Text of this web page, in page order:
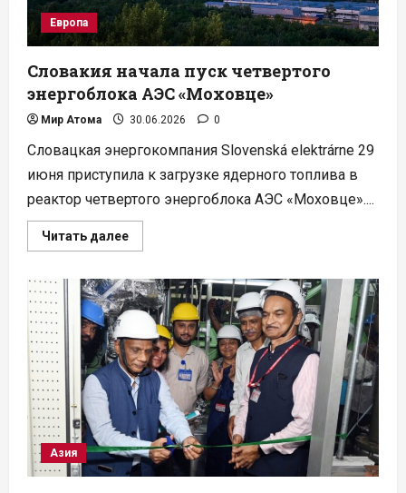
Европа
Словакия начала пуск четвертого
энергоблока АЭС «Моховце»
Мир Атома 30.06.2026 0
Словацкая энергокомпания Slovenská elektrárne 29
июня приступила к загрузке ядерного топлива в
реактор четвертого энергоблока АЭС «Моховце»....
Читать далееПрочитать
больше
начала
пуск
четвертого
энергоблока
АЭС
«Моховце»
Азия